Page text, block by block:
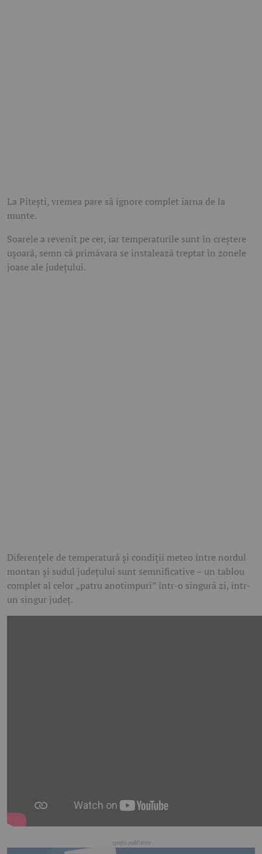
La Pitești, vremea pare să ignore complet iarna de la
munte.
Soarele a revenit pe cer, iar temperaturile sunt în creștere
ușoară, semn că primăvara se instalează treptat în zonele
joase ale județului.
Diferențele de temperatură și condiții meteo între nordul
montan și sudul județului sunt semnificative – un tablou
complet al celor „patru anotimpuri” într-o singură zi, într-
un singur județ.